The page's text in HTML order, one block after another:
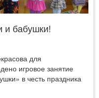
и бабушки!
для
игровое занятие
в честь праздника